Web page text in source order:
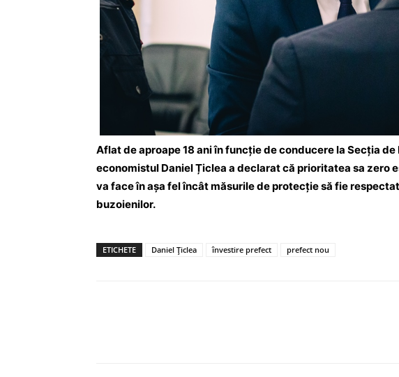
Aflat de aproape 18 ani în funcție de conducere la Secția
economistul Daniel Țiclea a declarat că prioritatea sa zero
va face în așa fel încât măsurile de protecție să fie
buzoienilor.
ETICHETE Daniel Țiclea învestire prefect prefect nou